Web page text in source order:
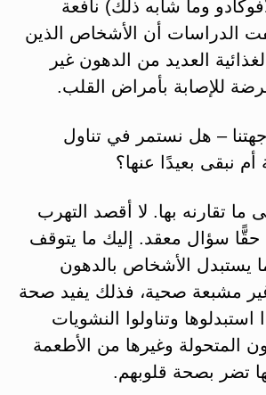
وما شابه ذلك) نافعة
الدراسات أن الأشخاص الذين
العديد من الدهون غير
للإصابة بأمراض القلب.
– هل نستمر في تناول
نبقى بعيدًا عنها؟
ما تقارنه بها. لا أقصد التهرب
حقًّا سؤال معقد. إليك ما يتوقف
يستبدل الأشخاص بالدهون
مشبعة صحية، فذلك يفيد صحة
استبدلوها وتناولوا النشويات
المتحولة وغيرها من الأطعمة
تضر بصحة قلوبهم.